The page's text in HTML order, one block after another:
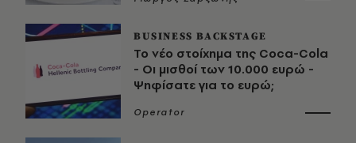
BUSINESS BACKSTAGE
Το νέο στοίχημα της Coca-Cola
- Οι μισθοί των 10.000 ευρώ -
Ψηφίσατε για το ευρώ;
Operator